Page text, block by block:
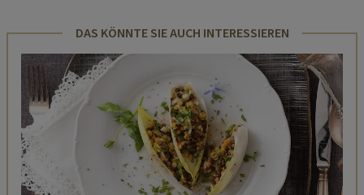
DAS KÖNNTE SIE AUCH INTERESSIEREN